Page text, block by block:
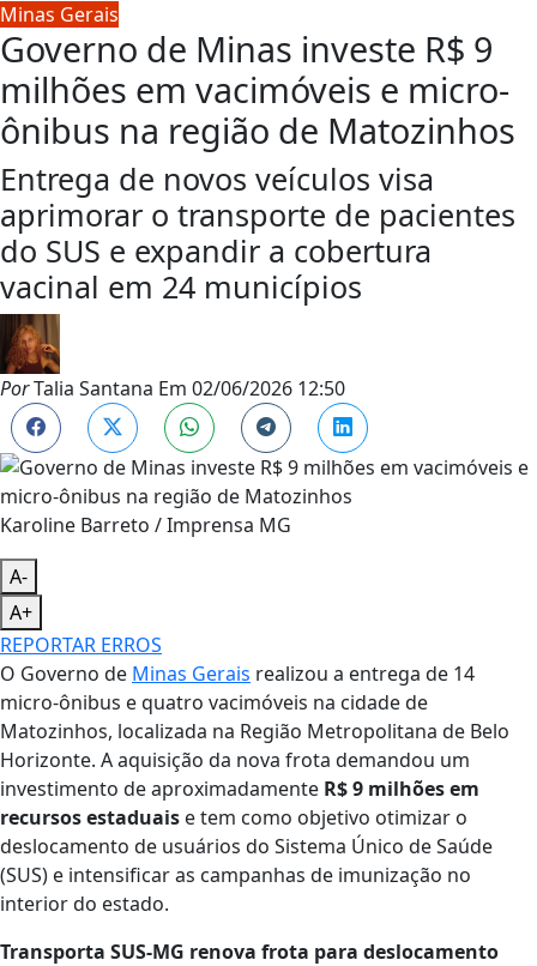
Minas Gerais
Governo de Minas investe R$ 9
milhões em vacimóveis e micro-
ônibus na região de Matozinhos
Entrega de novos veículos visa
aprimorar o transporte de pacientes
do SUS e expandir a cobertura
vacinal em 24 municípios
PorTalia Santana Em 02/06/2026 12:50
Karoline Barreto / Imprensa MG
A-
A+
REPORTAR ERROS
O Governo de Minas Gerais realizou a entrega de 14
micro-ônibus e quatro vacimóveis na cidade de
Matozinhos, localizada na Região Metropolitana de Belo
Horizonte. A aquisição da nova frota demandou um
investimento de aproximadamente R$ 9 milhões em
recursos estaduais e tem como objetivo otimizar o
deslocamento de usuários do Sistema Único de Saúde
(SUS) e intensificar as campanhas de imunização no
interior do estado.
Transporta SUS-MG renova frota para deslocamento